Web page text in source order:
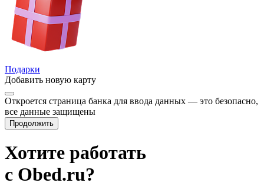
Подарки
Добавить новую карту
Откроется страница банка для ввода данных — это безопасно,
все данные защищены
Продолжить
Хотите работать
с Obed.ru?